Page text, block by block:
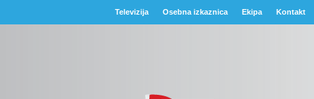
Televizija Osebna izkaznica Ekipa Kontakt